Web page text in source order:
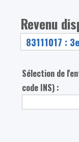
Revenu
Sélection de
code INS) :